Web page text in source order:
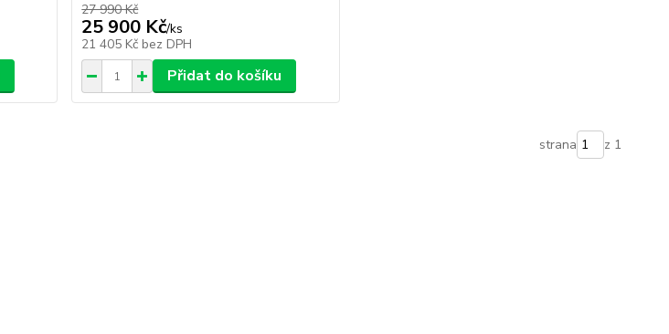
27 990 Kč
25 900 Kč/ks
21 405 Kč bez DPH
Přidat do košíku
strana z 1